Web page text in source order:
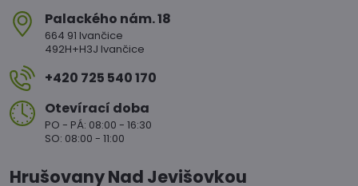
Palackého nám​. 18
664 91 Ivančice
492H+H3J Ivančice
+420 725 540 170
Otevírací doba
PO - PÁ: 08:00 - 16:30
SO: 08:00 - 11:00
Hrušovany Nad Jevišovkou